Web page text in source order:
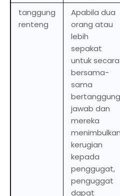
tanggung
renteng
Apabila dua
orang atau
lebih
sepakat
untuk secara
bersama-
sama
bertanggung
jawab dan
mereka
menimbulkan
kerugian
kepada
penggugat,
penguggat
dapat